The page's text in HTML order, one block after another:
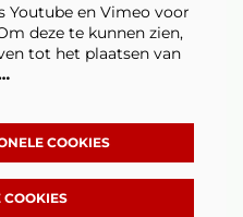
Youtube en Vimeo voor
deze te kunnen zien,
tot het plaatsen van
COOKIES